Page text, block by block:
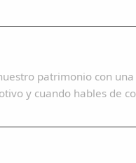
patrimonio con
y cuando hables de